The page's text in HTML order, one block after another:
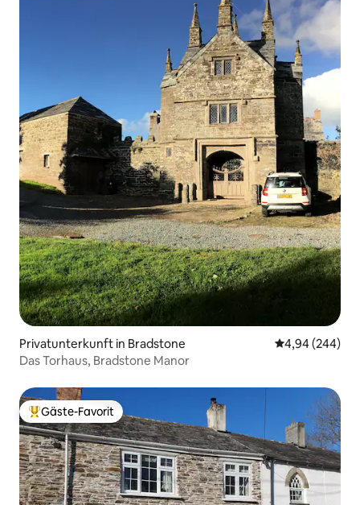
Privatunterkunft in Bradstone
4,94 (244)
Das Torhaus, Bradstone Manor
Beliebter Gäste-Favorit.
Gäste-Favorit